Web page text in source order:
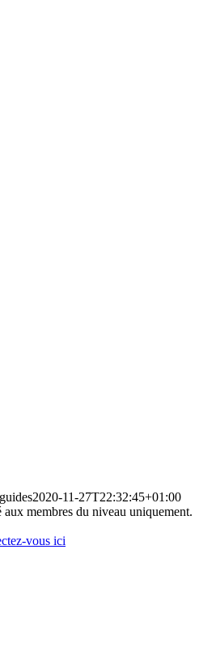
2020-11-27T22:32:45+01:00
aux membres du niveau uniquement.
vous ici